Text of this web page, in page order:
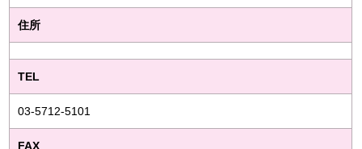
住所
TEL
03-5712-5101
FAX